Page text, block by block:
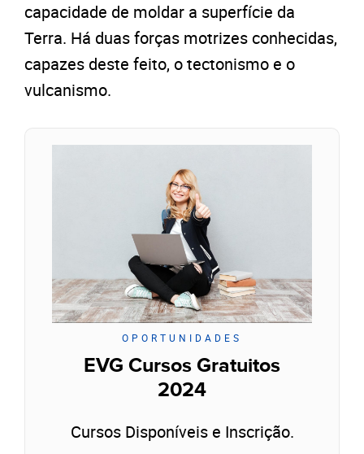
capacidade de moldar a superfície da
Terra. Há duas forças motrizes conhecidas,
capazes deste feito, o tectonismo e o
vulcanismo.
OPORTUNIDADES
EVG Cursos Gratuitos
2024
Cursos Disponíveis e Inscrição.